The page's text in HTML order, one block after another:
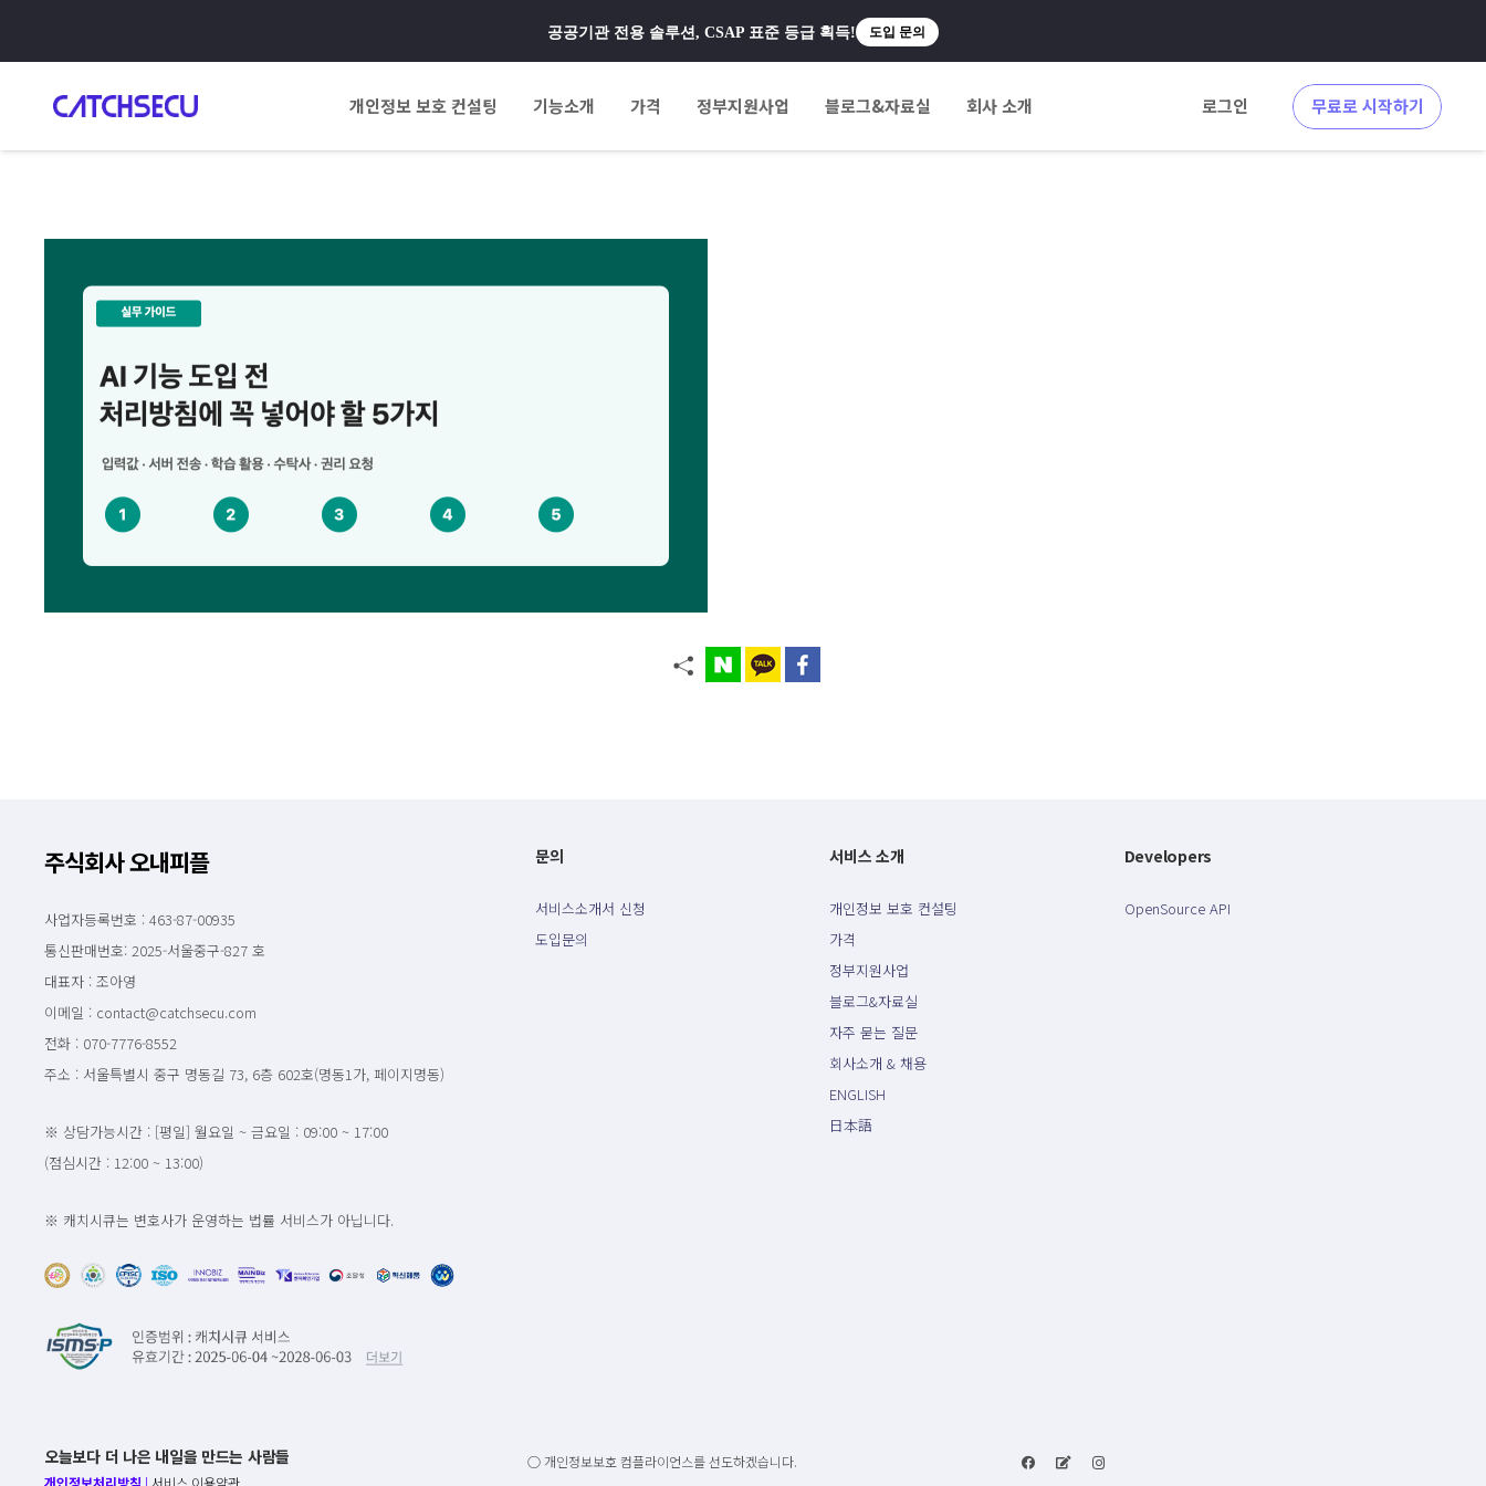
공공기관 전용 솔루션, CSAP 표준 등급 획득! 도입 문의
개인정보 보호 컨설팅 기능소개 가격 정부지원사업 블로그&자료실 회사 소개 로그인 무료로 시작하기
주식회사 오내피플
사업자등록번호 : 463-87-00935
통신판매번호: 2025-서울중구-827 호
대표자 : 조아영
이메일 : contact@catchsecu.com
전화 : 070-7776-8552
주소 : 서울특별시 중구 명동길 73, 6층 602호(명동1가, 페이지명동)
※ 상담가능시간 : [평일] 월요일 ~ 금요일 : 09:00 ~ 17:00
(점심시간 : 12:00 ~ 13:00)
※ 캐치시큐는 변호사가 운영하는 법률 서비스가 아닙니다.
문의
서비스소개서 신청
도입문의
서비스 소개
개인정보 보호 컨설팅
가격
정부지원사업
블로그&자료실
자주 묻는 질문
회사소개 & 채용
ENGLISH
日本語
Developers
OpenSource API
오늘보다 더 나은 내일을 만드는 사람들
개인정보처리방침 | 서비스 이용약관
○ 개인정보보호 컴플라이언스를 선도하겠습니다.